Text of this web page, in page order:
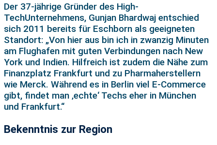
Der 37-jährige Gründer des High-
TechUnternehmens, Gunjan Bhardwaj entschied
sich 2011 bereits für Eschborn als geeigneten
Standort: „Von hier aus bin ich in zwanzig Minuten
am Flughafen mit guten Verbindungen nach New
York und Indien. Hilfreich ist zudem die Nähe zum
Finanzplatz Frankfurt und zu Pharmaherstellern
wie Merck. Während es in Berlin viel E-Commerce
gibt, findet man ‚echte‘ Techs eher in München
und Frankfurt.“
Bekenntnis zur Region